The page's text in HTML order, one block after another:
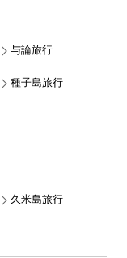
与論旅行
種子島旅行
久米島旅行